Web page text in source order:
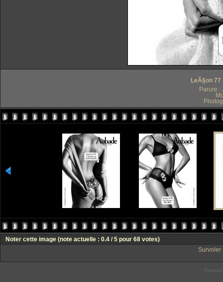
LeÃ§on
Parure :
Noter cette image (note actuelle : 0.4 / 5 pour 68 votes)
Survoler